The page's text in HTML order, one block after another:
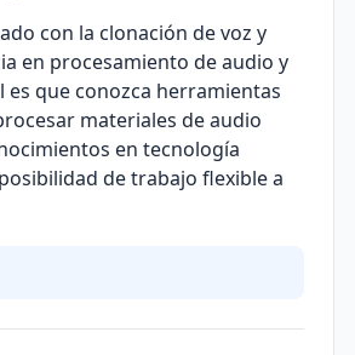
con la clonación de voz y
en procesamiento de audio y
es que conozca herramientas
materiales de audio
en tecnología
de trabajo flexible a